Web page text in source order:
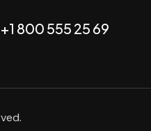
+1 800 555 25 69